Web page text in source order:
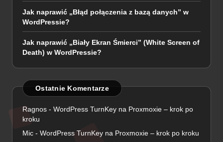
Jak naprawić „Błąd połączenia z bazą danych” w
WordPressie?
Jak naprawić „Biały Ekran Śmierci” (White Screen of
Death) w WordPressie?
Ostatnie Komentarze
Ragnos - WordPress TurnKey na Proxmoxie – krok po
kroku
Mic - WordPress TurnKey na Proxmoxie – krok po kroku